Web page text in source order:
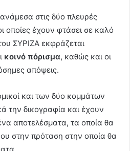
στις δύο πλευρές
οποίες έχουν φτάσει σε καλό
ΣΥΡΙΖΑ εκφράζεται
κοινό πόρισμα, καθώς και οι
απόψεις.
και των δύο κομμάτων
την δικογραφία και έχουν
αποτελέσματα, τα οποία θα
στην πρόταση στην οποία θα